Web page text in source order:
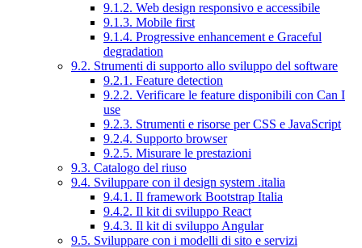
9.1.2. Web design responsivo e accessibile
9.1.3. Mobile first
9.1.4. Progressive enhancement e Graceful
degradation
9.2. Strumenti di supporto allo sviluppo del software
9.2.1. Feature detection
9.2.2. Verificare le feature disponibili con Can I
use
9.2.3. Strumenti e risorse per CSS e JavaScript
9.2.4. Supporto browser
9.2.5. Misurare le prestazioni
9.3. Catalogo del riuso
9.4. Sviluppare con il design system .italia
9.4.1. Il framework Bootstrap Italia
9.4.2. Il kit di sviluppo React
9.4.3. Il kit di sviluppo Angular
9.5. Sviluppare con i modelli di sito e servizi